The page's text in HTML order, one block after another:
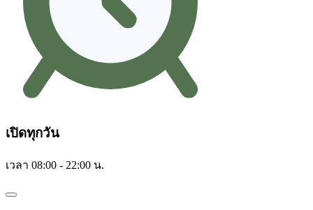
เปิดทุกวัน
เวลา 08:00 - 22:00 น.